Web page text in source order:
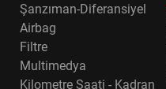
Şanzıman-Diferansiyel
Airbag
Filtre
Multimedya
Kilometre Saati - Kadran